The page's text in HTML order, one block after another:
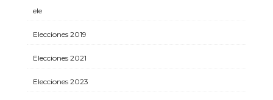
ele
Elecciones 2019
Elecciones 2021
Elecciones 2023